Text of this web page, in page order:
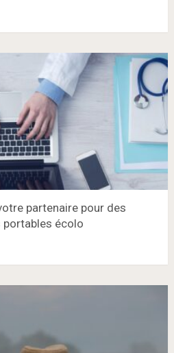
partenaire pour des
écolo